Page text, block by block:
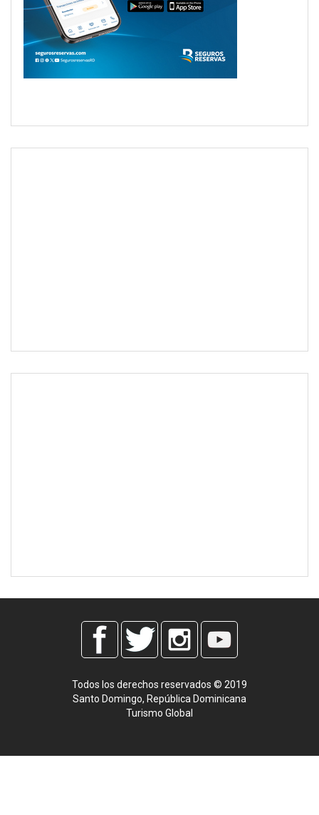
Todos los derechos reservados © 2019
Santo Domingo, República Dominicana
Turismo Global